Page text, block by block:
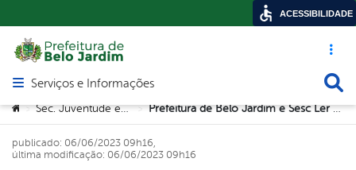
Acesso
Abrir menu principal de navegação
Serviços e Informações
Você está aqui:
> Sec. Juventude e Trabalho > Prefeitura de Belo Jardim e Sesc Ler abrem vagas para cursos de Dança Popular e Teatro Intermediário para jovens
publicado: 06/06/2023 09h16,
última modificação: 06/06/2023 09h16
ACESSIBILIDADE